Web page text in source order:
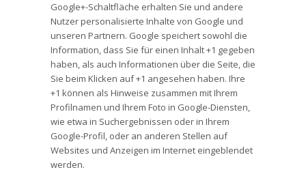
Google+-Schaltfläche erhalten Sie und andere
Nutzer personalisierte Inhalte von Google und
unseren Partnern. Google speichert sowohl die
Information, dass Sie für einen Inhalt +1 gegeben
haben, als auch Informationen über die Seite, die
Sie beim Klicken auf +1 angesehen haben. Ihre
+1 können als Hinweise zusammen mit Ihrem
Profilnamen und Ihrem Foto in Google-Diensten,
wie etwa in Suchergebnissen oder in Ihrem
Google-Profil, oder an anderen Stellen auf
Websites und Anzeigen im Internet eingeblendet
werden.